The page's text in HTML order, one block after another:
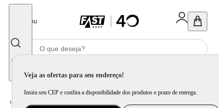
Menu
Veja as ofertas para seu endereço!
Insira seu CEP e confira a disponibilidade dos produtos e prazo de entrega.
Home